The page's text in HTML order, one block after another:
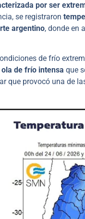
por ser
se registraron
argentino, donde en
de frío
ola de frío intensa que
que provocó una de